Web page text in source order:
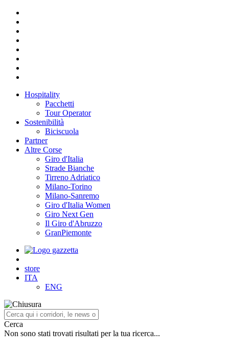
Hospitality
Pacchetti
Tour Operator
Sostenibilità
Biciscuola
Partner
Altre Corse
Giro d'Italia
Strade Bianche
Tirreno Adriatico
Milano-Torino
Milano-Sanremo
Giro d'Italia Women
Giro Next Gen
Il Giro d'Abruzzo
GranPiemonte
store
ITA
ENG
Cerca
Non sono stati trovati risultati per la tua ricerca...